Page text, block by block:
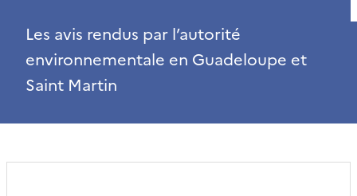
Les avis rendus par l’autorité
environnementale en Guadeloupe et
Saint Martin